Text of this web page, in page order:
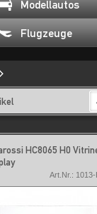
Modellautos
Flugzeuge
HC8065 H0
Art.Nr.: